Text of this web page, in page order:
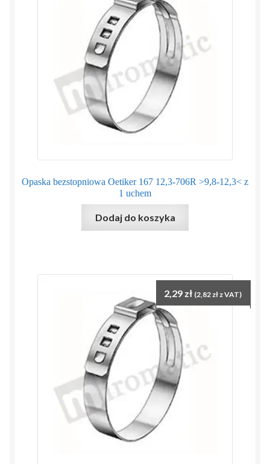
Opaska bezstopniowa Oetiker 167 12,3-706R >9,8-12,3< z
1 uchem
Dodaj do koszyka
2,29 zł (2,82 zł z VAT)